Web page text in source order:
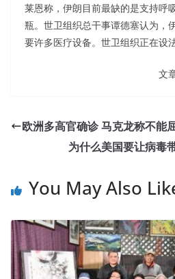
莱恩称，伊朗目前最缺的是支持呼
瓶。世卫组织总干事谭德塞认为，
要许多医疗设备。世卫组织正在设
文
欧洲多高官确诊 马克龙称不能
为什么美国要让病毒
You May Also